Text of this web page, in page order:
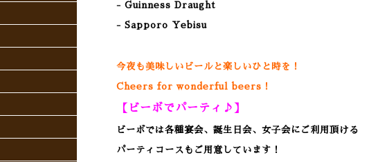
- Guinness Draught
- Sapporo Yebisu
今夜も美味しいビールと楽しいひと時を！
Cheers for wonderful beers！
【ビーボでパーティ♪】
ビーボでは各種宴会、誕生日会、女子会にご利用頂ける
パーティコースもご用意しています！